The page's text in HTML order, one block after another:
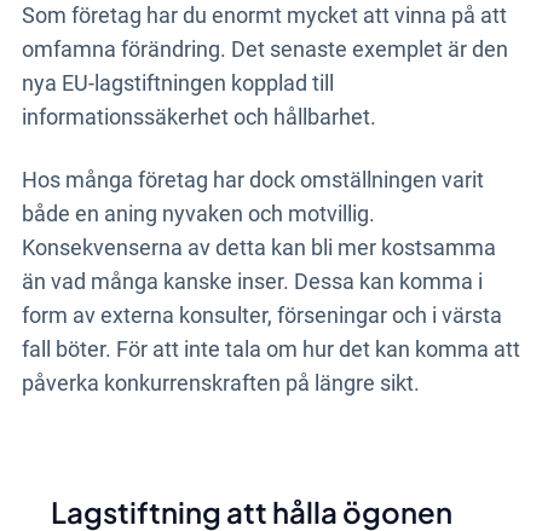
Som företag har du enormt mycket att vinna på att
omfamna förändring. Det senaste exemplet är den
nya EU-lagstiftningen kopplad till
informationssäkerhet och hållbarhet.
Hos många företag har dock omställningen varit
både en aning nyvaken och motvillig.
Konsekvenserna av detta kan bli mer kostsamma
än vad många kanske inser. Dessa kan komma i
form av externa konsulter, förseningar och i värsta
fall böter. För att inte tala om hur det kan komma att
påverka konkurrenskraften på längre sikt.
Lagstiftning att hålla ögonen